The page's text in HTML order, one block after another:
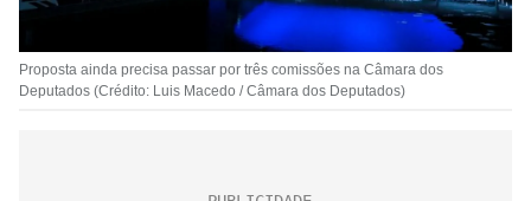
Proposta ainda precisa passar por três comissões na Câmara dos
Deputados (Crédito: Luis Macedo / Câmara dos Deputados)